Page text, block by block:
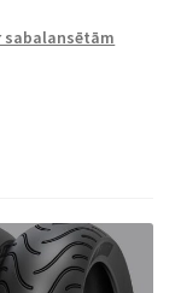
sabalansētām